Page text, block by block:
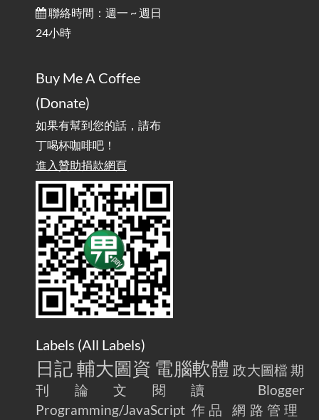
行動網路無法連線？三星手機簡易解決方案
/ Mobile Network Not Connecting? Easy Solutions for Samsung
實作相容OpenAI API，但背後不是OpenAI的API服
務 / Implementing OpenAI API-Compatible Services, But Not
Powered by OpenAI
雜談：生活小技巧之用魔鬼氈避免機車鑰匙脫落吧
/ Talk: Use Velcro to Prevent Your Motorcycle Key From Falling
AdGuard Home不只是拿來擋廣告/ AdGuard
Home Is More Than Just an Ad Blocker
聯絡時間：週一 ~ 週日
24小時
Buy Me A Coffee
(Donate)
如果有幫到您的話，請布
丁喝杯咖啡吧！
進入贊助捐款網頁
Labels (All Labels)
日記 輔大圖資 電腦軟體 政大圖檔 期
刊論文閱讀
Blogger
Programming/JavaScript 作品
網路管理